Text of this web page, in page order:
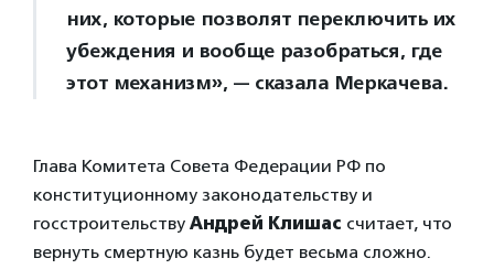
них, которые позволят переключить их
убеждения и вообще разобраться, где
этот механизм», — сказала Меркачева.
Глава Комитета Совета Федерации РФ по
конституционному законодательству и
госстроительству Андрей Клишас считает, что
вернуть смертную казнь будет весьма сложно.